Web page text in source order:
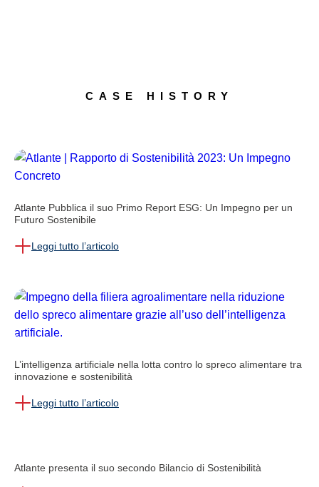
CASE HISTORY
Atlante Pubblica il suo Primo Report ESG: Un Impegno per un
Futuro Sostenibile
Leggi tutto l’articolo
L’intelligenza artificiale nella lotta contro lo spreco alimentare tra
innovazione e sostenibilità
Leggi tutto l’articolo
Atlante presenta il suo secondo Bilancio di Sostenibilità